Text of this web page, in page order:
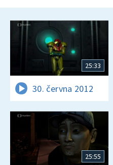
25:33
30. června 2012
25:55